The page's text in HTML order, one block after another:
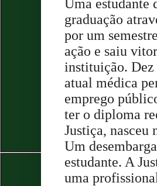
Uma estudante
graduação
por um
ação e saiu
instituição. Dez
atual médica
emprego
ter o diploma
Justiça, nasceu
Um
estudante. A
uma